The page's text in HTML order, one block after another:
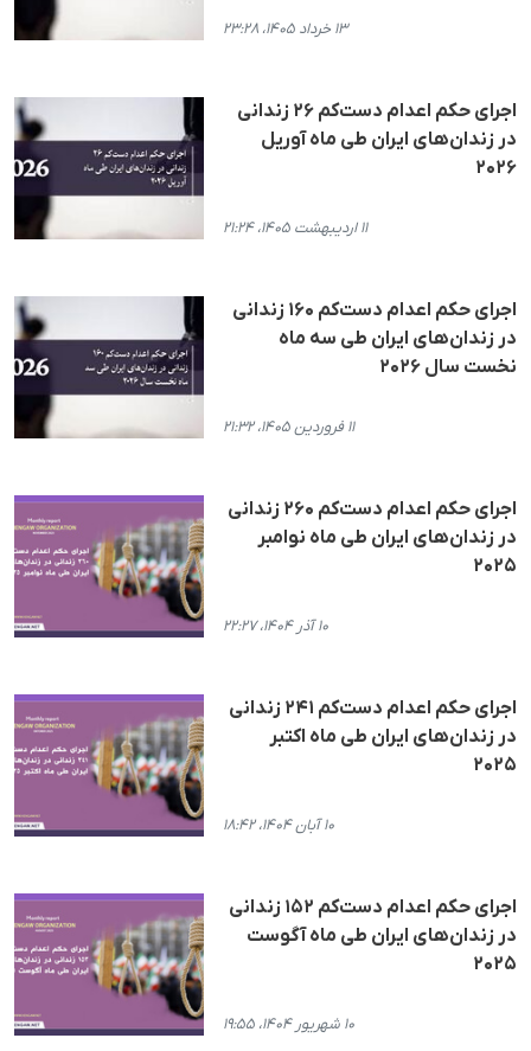
۱۳ خرداد ۱۴۰۵، ۲۳:۲۸
اجرای حکم اعدام دست‌کم ۲۶ زندانی
در زندان‌های ایران طی ماه آوریل
۲۰۲۶
۱۱ اردیبهشت ۱۴۰۵، ۲۱:۲۴
اجرای حکم اعدام دست‌کم ۱۶۰ زندانی
در زندان‌های ایران طی سه ماه
نخست سال ۲۰۲۶
۱۱ فروردین ۱۴۰۵، ۲۱:۳۲
اجرای حکم اعدام دست‌کم ۲۶۰ زندانی
در زندان‌های ایران طی ماه نوامبر
۲۰۲۵
۱۰ آذر ۱۴۰۴، ۲۲:۲۷
اجرای حکم اعدام دست‌کم ۲۴۱ زندانی
در زندان‌های ایران طی ماه اکتبر
۲۰۲۵
۱۰ آبان ۱۴۰۴، ۱۸:۴۲
اجرای حکم اعدام دست‌کم ۱۵۲ زندانی
در زندان‌های ایران طی ماه آگوست
۲۰۲۵
۱۰ شهریور ۱۴۰۴، ۱۹:۵۵